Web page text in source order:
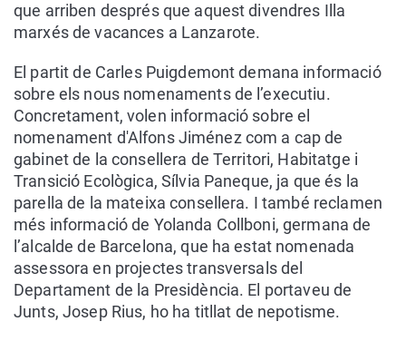
que arriben després que aquest divendres Illa
marxés de vacances a Lanzarote.
El partit de Carles Puigdemont demana informació
sobre els nous nomenaments de l’executiu.
Concretament, volen informació sobre el
nomenament d'Alfons Jiménez com a cap de
gabinet de la consellera de Territori, Habitatge i
Transició Ecològica, Sílvia Paneque, ja que és la
parella de la mateixa consellera. I també reclamen
més informació de Yolanda Collboni, germana de
l’alcalde de Barcelona, que ha estat nomenada
assessora en projectes transversals del
Departament de la Presidència. El portaveu de
Junts, Josep Rius, ho ha titllat de nepotisme.